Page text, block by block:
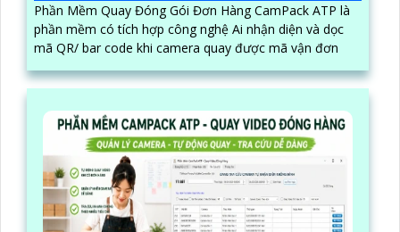
Phần Mềm Quay Đóng Gói Đơn Hàng CamPack ATP là
phần mềm có tích hợp công nghệ Ai nhận diện và dọc
mã QR/ bar code khi camera quay được mã vận đơn